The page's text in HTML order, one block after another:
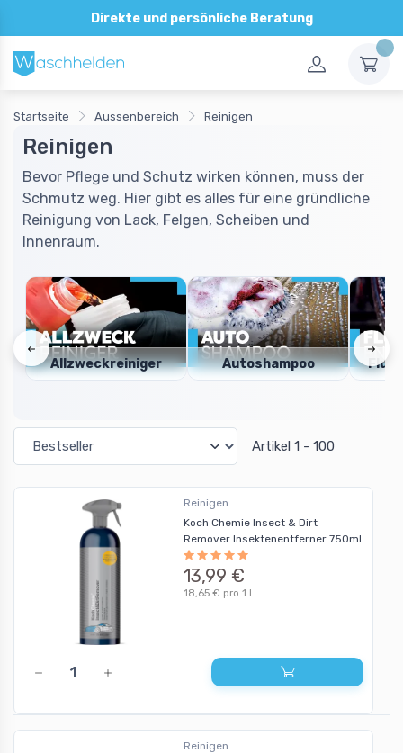
30 Tage Rückgaberecht
Startseite Aussenbereich Reinigen
Reinigen
Bevor Pflege und Schutz wirken können, muss der
Schmutz weg. Hier gibt es alles für eine gründliche
Reinigung von Lack, Felgen, Scheiben und
Innenraum.
Allzweckreiniger Autoshampoo
Artikel 1 - 100
Reinigen
Koch Chemie Insect & Dirt
Remover Insektenentferner 750ml
13,99 €
18,65 € pro 1 l
Reinigen